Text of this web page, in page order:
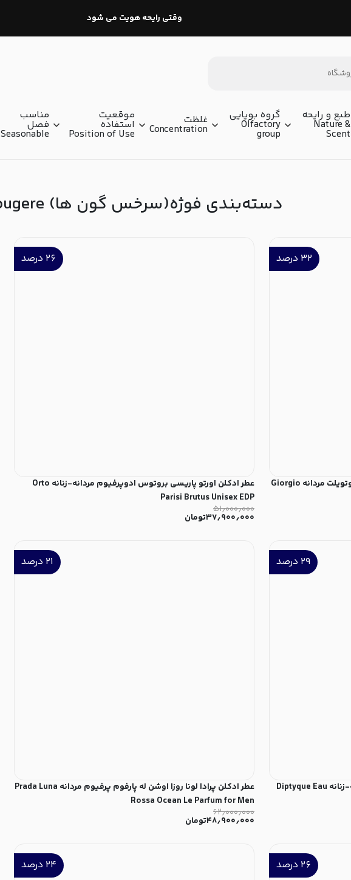
وقتی رایحه هویت می شود
طبع و رایحه
Nature &
Scent
گروه بویایی
Olfactory
group
غلظت
Concentration
موقعیت
استفاده
Position of Use
مناسب
فصل
Seasonable
دسته‌بندی فوژه(سرخس گون ها) Fougere
۳۲ درصد
عطر ادکلن جورجیو آرمانی آرمانی او د نویت ادوتویلت مردانه Giorgio
۲۶ درصد
عطر ادکلن اورتو پاریسی بروتوس ادوپرفیوم مردانه-زنانه Orto
Parisi Brutus Unisex EDP
۵۱٫۰۰۰٫۰۰۰
۳۷٫۹۰۰٫۰۰۰تومان
۲۹ درصد
عطر ادکلن دیپتیک او دیلایت ادوتویلت مردانه-زنانه Diptyque Eau
۲۱ درصد
عطر ادکلن پرادا لونا روزا اوشن له پارفوم پرفیوم مردانه Prada Luna
Rossa Ocean Le Parfum for Men
۶۲٫۰۰۰٫۰۰۰
۴۸٫۹۰۰٫۰۰۰تومان
۲۶ درصد ۲۴ درصد